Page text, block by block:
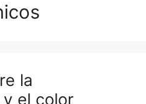
la
el color